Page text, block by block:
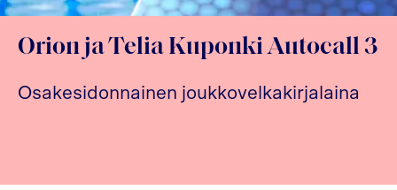
Orion ja Telia Kuponki Autocall 3
Osakesidonnainen joukkovelkakirjalaina